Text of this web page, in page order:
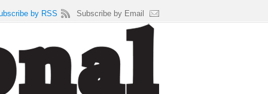
by RSS Subscribe by Email